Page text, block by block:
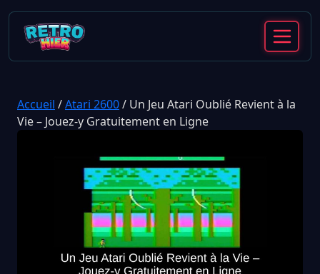
Accueil /Atari 2600/ Un Jeu Atari Oublié Revient à la
Vie – Jouez-y Gratuitement en Ligne